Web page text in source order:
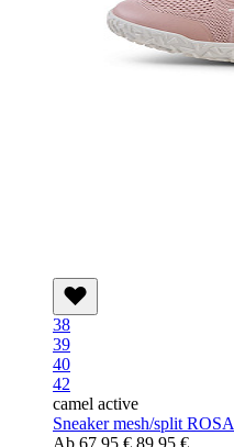
38
39
40
42
camel active
Sneaker mesh/split ROSA
Ab 67,95 € 89,95 €